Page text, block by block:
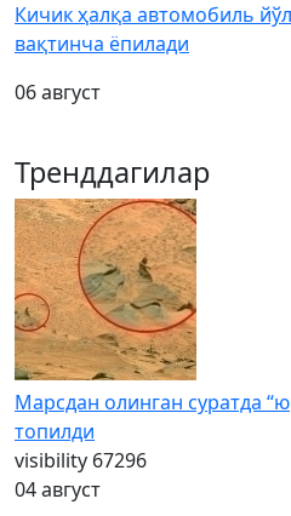
Кичик ҳалқа автомобиль
вақтинча ёпилади
06 август
Тренддагилар
Марсдан олинган суратда
топилди
visibility 67296
04 август